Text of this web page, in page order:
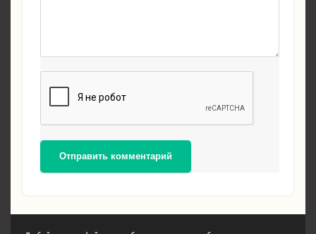
Отправить комментарий